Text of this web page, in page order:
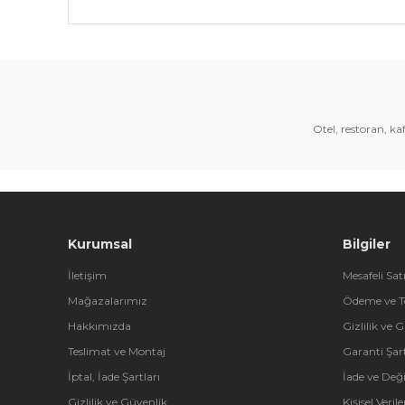
Bu ürünün fiyat bilgisi, resim, ürün
Ürün bilgilerinde hatalar bulunuyor.
Otel, restoran,
Kurumsal
İletişim
Mağazalarımız
Hakkımızda
Teslimat ve Montaj
İptal, İade Şartları
Gizlilik ve Güvenlik
Bilgiler
Mesafeli
Ödeme ve
Gizlilik ve
Garanti
İade ve
Kişisel